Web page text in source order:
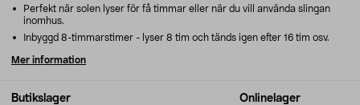
Butikslager Onlinelager
Perfekt när solen lyser för få timmar eller när du vill använda slingan
inomhus.
Inbyggd 8-timmarstimer - lyser 8 tim och tänds igen efter 16 tim osv.
Mer information